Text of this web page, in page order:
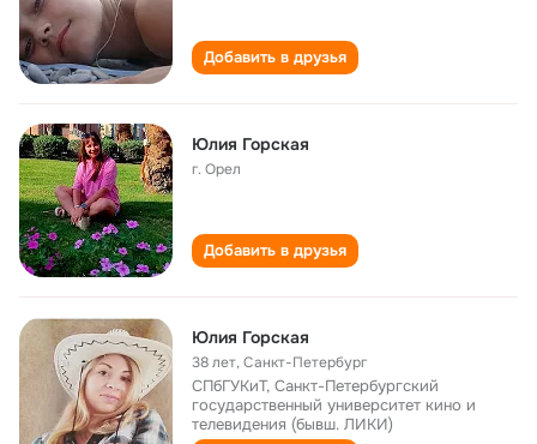
Добавить в друзья
Юлия Горская
г. Орел
Добавить в друзья
Юлия Горская
38 лет,Санкт-Петербург
СПбГУКиТ, Санкт-Петербургский
государственный университет кино и
телевидения (бывш. ЛИКИ)